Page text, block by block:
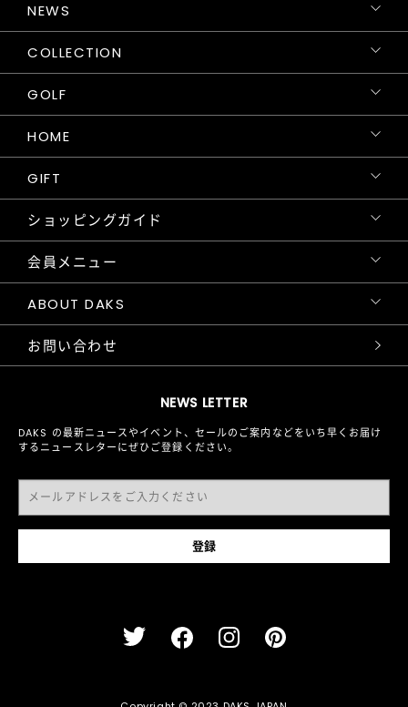
NEWS LETTER
DAKS の最新ニュースやイベント、セールのご案内などをいち早くお届け
するニュースレターにぜひご登録ください。
NEWS
COLLECTION
GOLF
HOME
GIFT
ショッピングガイド
会員メニュー
ABOUT DAKS
お問い合わせ